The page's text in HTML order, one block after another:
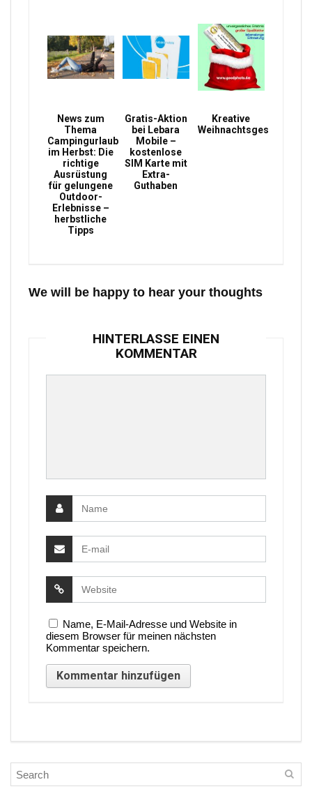
News zum
Thema
Campingurlaub
im Herbst: Die
richtige
Ausrüstung
für gelungene
Outdoor-
Erlebnisse –
herbstliche
Tipps
Gratis-Aktion
bei Lebara
Mobile –
kostenlose
SIM Karte mit
Extra-
Guthaben
Kreative
Weihnachtsgeschenke
We will be happy to hear your thoughts
HINTERLASSE EINEN
KOMMENTAR
Name, E-Mail-Adresse und Website in
diesem Browser für meinen nächsten
Kommentar speichern.